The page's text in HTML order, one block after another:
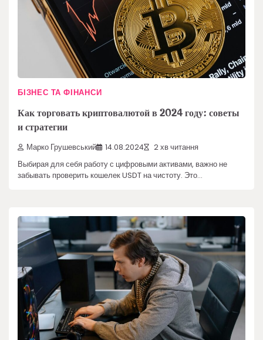
БІЗНЕС ТА ФІНАНСИ
Как торговать криптовалютой в 2024 году: советы
и стратегии
Марко Грушевський 14.08.2024 2 хв читання
Выбирая для себя работу с цифровыми активами, важно не
забывать проверить кошелек USDT на чистоту. Это…